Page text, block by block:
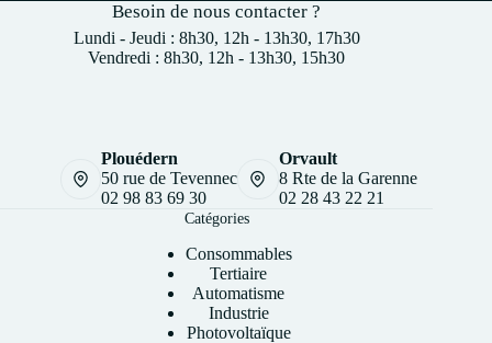
Besoin de nous contacter ?
Lundi - Jeudi : 8h30, 12h - 13h30, 17h30
Vendredi : 8h30, 12h - 13h30, 15h30
Plouédern
50 rue de Tevennec
02 98 83 69 30
Orvault
8 Rte de la Garenne
02 28 43 22 21
Catégories
Consommables
Tertiaire
Automatisme
Industrie
Photovoltaïque